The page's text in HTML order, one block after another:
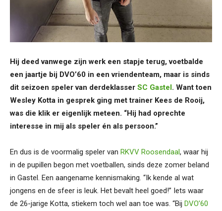
Hij deed vanwege zijn werk een stapje terug, voetbalde
een jaartje bij DVO’60 in een vriendenteam, maar is sinds
dit seizoen speler van derdeklasser SC Gastel. Want toen
Wesley Kotta in gesprek ging met trainer Kees de Rooij,
was die klik er eigenlijk meteen. “Hij had oprechte
interesse in mij als speler én als persoon.”
En dus is de voormalig speler van RKVV Roosendaal, waar hij
in de pupillen begon met voetballen, sinds deze zomer beland
in Gastel. Een aangename kennismaking. “Ik kende al wat
jongens en de sfeer is leuk. Het bevalt heel goed!” Iets waar
de 26-jarige Kotta, stiekem toch wel aan toe was. “Bij DVO’60